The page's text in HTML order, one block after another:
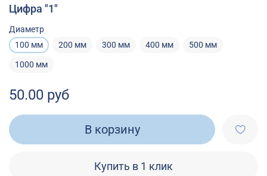
Цифра "1"
Диаметр
100 мм
200 мм 300 мм 400 мм 500 мм
1000 мм
50.00 руб
В корзину
Купить в 1 клик